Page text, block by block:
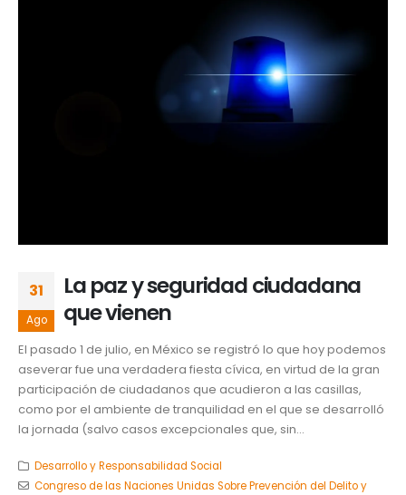
31
Ago
La paz y seguridad ciudadana
que vienen
El pasado 1 de julio, en México se registró lo que hoy podemos
aseverar fue una verdadera fiesta cívica, en virtud de la gran
participación de ciudadanos que acudieron a las casillas,
como por el ambiente de tranquilidad en el que se desarrolló
la jornada (salvo casos excepcionales que, sin...
Desarrollo y Responsabilidad Social
Congreso de las Naciones Unidas Sobre Prevención del Delito y